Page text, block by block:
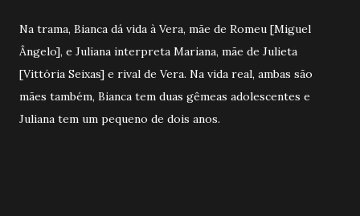
Na trama, Bianca dá vida à Vera, mãe de Romeu [Miguel
Ângelo], e Juliana interpreta Mariana, mãe de Julieta
[Vittória Seixas] e rival de Vera. Na vida real, ambas são
mães também, Bianca tem duas gêmeas adolescentes e
Juliana tem um pequeno de dois anos.